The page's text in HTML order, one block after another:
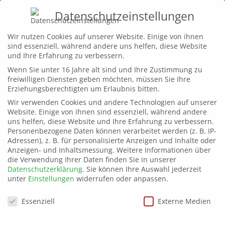
Home
Leistungen
Projekte
Wir
Kontakt
Datenschutzeinstellungen
Wir nutzen Cookies auf unserer Website. Einige von ihnen
sind essenziell, während andere uns helfen, diese Website
und Ihre Erfahrung zu verbessern.
Wenn Sie unter 16 Jahre alt sind und Ihre Zustimmung zu
freiwilligen Diensten geben möchten, müssen Sie Ihre
Erziehungsberechtigten um Erlaubnis bitten.
Wir verwenden Cookies und andere Technologien auf unserer
Website. Einige von ihnen sind essenziell, während andere
uns helfen, diese Website und Ihre Erfahrung zu verbessern.
Personenbezogene Daten können verarbeitet werden (z. B. IP-
Adressen), z. B. für personalisierte Anzeigen und Inhalte oder
Anzeigen- und Inhaltsmessung. Weitere Informationen über
die Verwendung Ihrer Daten finden Sie in unserer
Datenschutzerklärung. Sie können Ihre Auswahl jederzeit
unter Einstellungen widerrufen oder anpassen.
Datenschutzeinstellungen
Essenziell Externe Medien